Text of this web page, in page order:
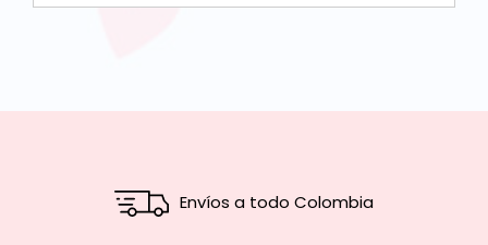
Envíos a todo Colombia